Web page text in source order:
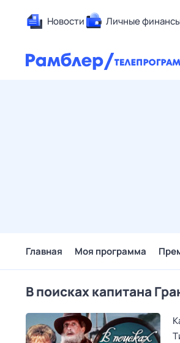
Новости Личные
Главная Моя программа
В поисках капитана